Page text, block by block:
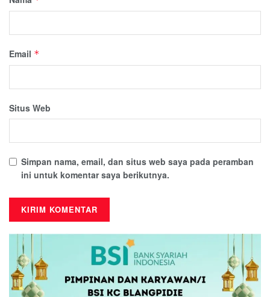
Email *
Situs Web
Simpan nama, email, dan situs web saya pada peramban
ini untuk komentar saya berikutnya.